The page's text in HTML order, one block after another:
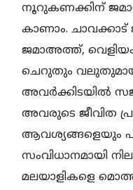
നൂറുകണക്കിന്
കാണാം.
ജമാഅത്ത്,
ചെറുതും വലുതുമായ
അവര്‍ക്കിടയില്‍
അവരുടെ ജീവിത
ആവശ്യങ്ങളെയും
സംവിധാനമായി
മലയാളികളെ